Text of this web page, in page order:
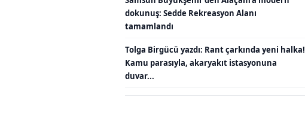
dokunuş: Sedde Rekreasyon Alanı
tamamlandı
Tolga Birgücü yazdı: Rant çarkında yeni halka!
Kamu parasıyla, akaryakıt istasyonuna
duvar...